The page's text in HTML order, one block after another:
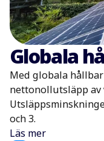
Globala
Med globala
nettonollutsläpp av
och 3.
Läs mer